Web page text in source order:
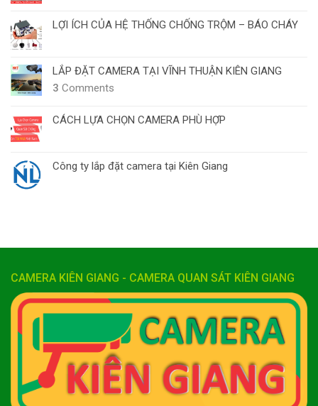
LỢI ÍCH CỦA HỆ THỐNG CHỐNG TRỘM – BÁO CHÁY
LẮP ĐẶT CAMERA TẠI VĨNH THUẬN KIÊN GIANG
3 Comments
CÁCH LỰA CHỌN CAMERA PHÙ HỢP
Công ty lắp đặt camera tại Kiên Giang
CAMERA KIÊN GIANG - CAMERA QUAN SÁT KIÊN GIANG